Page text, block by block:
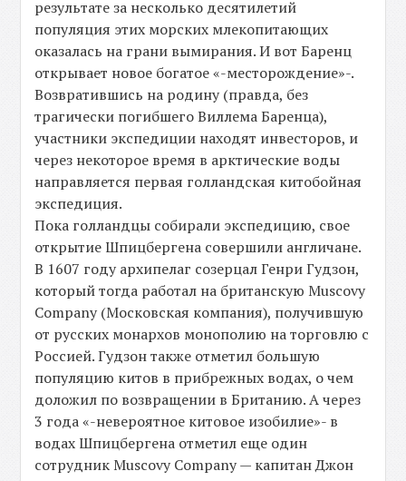
результате за несколько десятилетий
популяция этих морских млекопитающих
оказалась на грани вымирания. И вот Баренц
открывает новое богатое «-месторождение»-.
Возвратившись на родину (правда, без
трагически погибшего Виллема Баренца),
участники экспедиции находят инвесторов, и
через некоторое время в арктические воды
направляется первая голландская китобойная
экспедиция.
Пока голландцы собирали экспедицию, свое
открытие Шпицбергена совершили англичане.
В 1607 году архипелаг созерцал Генри Гудзон,
который тогда работал на британскую Muscovy
Company (Московская компания), получившую
от русских монархов монополию на торговлю с
Россией. Гудзон также отметил большую
популяцию китов в прибрежных водах, о чем
доложил по возвращении в Британию. А через
3 года «-невероятное китовое изобилие»- в
водах Шпицбергена отметил еще один
сотрудник Muscovy Company — капитан Джон